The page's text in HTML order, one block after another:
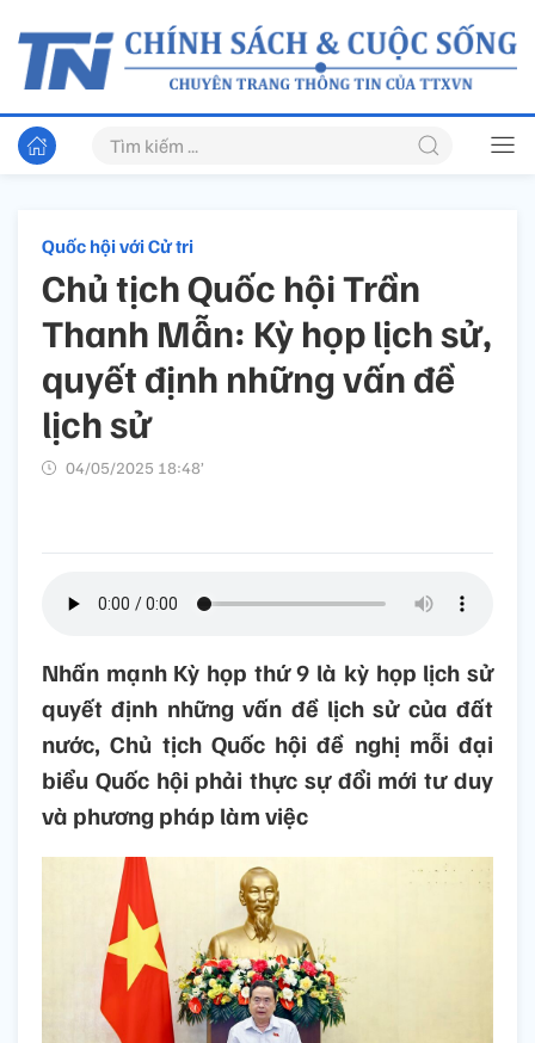
Quốc hội với Cử tri
Chủ tịch Quốc hội Trần
Thanh Mẫn: Kỳ họp lịch sử,
quyết định những vấn đề
lịch sử
04/05/2025 18:48’
Nhấn mạnh Kỳ họp thứ 9 là kỳ họp lịch sử
quyết định những vấn đề lịch sử của đất
nước, Chủ tịch Quốc hội đề nghị mỗi đại
biểu Quốc hội phải thực sự đổi mới tư duy
và phương pháp làm việc